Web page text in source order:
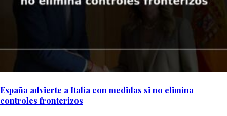
España advierte a Italia con medidas si no elimina
controles fronterizos